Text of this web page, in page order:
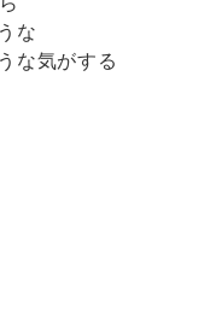
な
な気がする